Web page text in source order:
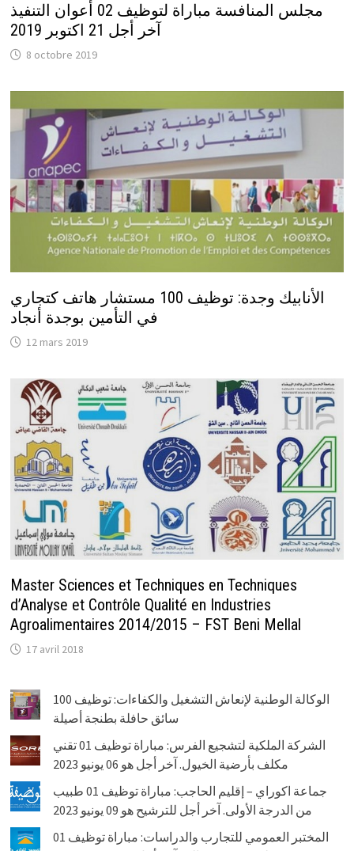
مجلس المنافسة مباراة لتوظيف 02 أعوان التنفيذ
آخر أجل 21 اكتوبر 2019
8 octobre 2019
الأنابيك وجدة: توظيف 100 مستشار هاتف كتجاري
في التأمين بوجدة أنجاد
12 mars 2019
Master Sciences et Techniques en Techniques
d’Analyse et Contrôle Qualité en Industries
Agroalimentaires 2014/2015 – FST Beni Mellal
17 avril 2018
الوكالة الوطنية لإنعاش التشغيل والكفاءات: توظيف 100
سائق حافلة بطنجة أصيلة
الشركة الملكية لتشجيع الفرس: مباراة توظيف 01 تقني
مكلف بأرضية الخيول. آخر أجل هو 06 يونيو 2023
جماعة اكوراي – إقليم الحاجب: مباراة توظيف 01 طبيب
من الدرجة الأولى. آخر أجل للترشيح هو 09 يونيو 2023
المختبر العمومي للتجارب والدراسات: مباراة توظيف 01